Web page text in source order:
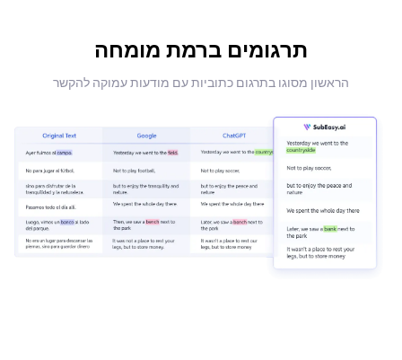
תרגומים ברמת מומחה
הראשון מסוגו בתרגום כתוביות עם מודעות עמוקה להקשר